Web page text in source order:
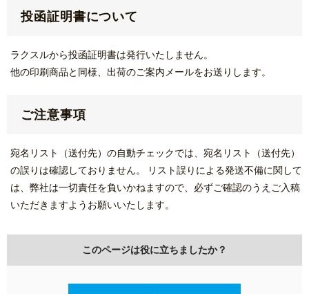
投函証明書について
ラクスルから投函証明書は発行いたしません。
他の印刷商品と同様、出荷のご案内メールをお送りします。
ご注意事項
宛名リスト（送付先）の自動チェックでは、宛名リスト（送付先）
の誤りは確認しておりません。 リスト誤りによる発送不備に関して
は、弊社は一切責任を負いかねますので、必ずご確認のうえご入稿
いただきますようお願いいたします。
このページは役に立ちましたか？